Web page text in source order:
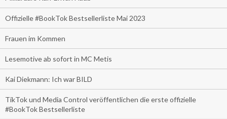
Offizielle #BookTok Bestsellerliste Mai 2023
Frauen im Kommen
Lesemotive ab sofort in MC Metis
Kai Diekmann: Ich war BILD
TikTok und Media Control veröffentlichen die erste offizielle
#BookTok Bestsellerliste